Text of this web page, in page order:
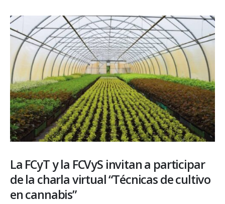
La FCyT y la FCVyS invitan a participar
de la charla virtual “Técnicas de cultivo
en cannabis”